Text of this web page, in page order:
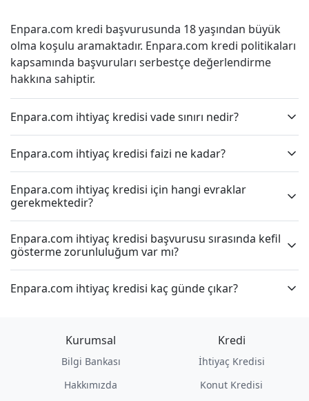
Enpara.com kredi başvurusunda 18 yaşından büyük
olma koşulu aramaktadır. Enpara.com kredi politikaları
kapsamında başvuruları serbestçe değerlendirme
hakkına sahiptir.
Enpara.com ihtiyaç kredisi vade sınırı nedir?
Enpara.com ihtiyaç kredisi faizi ne kadar?
Enpara.com ihtiyaç kredisi için hangi evraklar
gerekmektedir?
Enpara.com ihtiyaç kredisi başvurusu sırasında kefil
gösterme zorunluluğum var mı?
Enpara.com ihtiyaç kredisi kaç günde çıkar?
Kurumsal
Bilgi Bankası
Hakkımızda
Kredi
İhtiyaç Kredisi
Konut Kredisi